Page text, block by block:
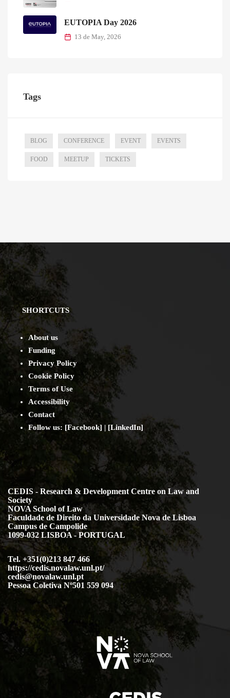
EUTOPIA Day 2026
13 de May, 2026
Tags
BLOG CONFERENCE EVENT EVENTS
FOOD MEETUP TICKETS
SHORTCUTS
About us
Funding
Privacy Policy
Cookie Policy
Terms of Use
Accessibility
Contact
Follow us: [Facebook] | [LinkedIn]
CEDIS - Research & Development Centre on Law and
Society
NOVA School of Law
Faculdade de Direito da Universidade Nova de Lisboa
Campus de Campolide
1099-032 LISBOA - PORTUGAL
Tel. +351(0)213 847 466
https://cedis.novalaw.unl.pt/
cedis@novalaw.unl.pt
Pessoa Coletiva Nº501 559 094